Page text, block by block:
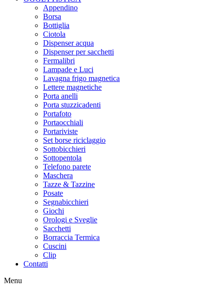
Appendino
Borsa
Bottiglia
Ciotola
Dispenser acqua
Dispenser per sacchetti
Fermalibri
Lampade e Luci
Lavagna frigo magnetica
Lettere magnetiche
Porta anelli
Porta stuzzicadenti
Portafoto
Portaocchiali
Portariviste
Set borse riciclaggio
Sottobicchieri
Sottopentola
Telefono parete
Maschera
Tazze & Tazzine
Posate
Segnabicchieri
Giochi
Orologi e Sveglie
Sacchetti
Borraccia Termica
Cuscini
Clip
Contatti
Menu